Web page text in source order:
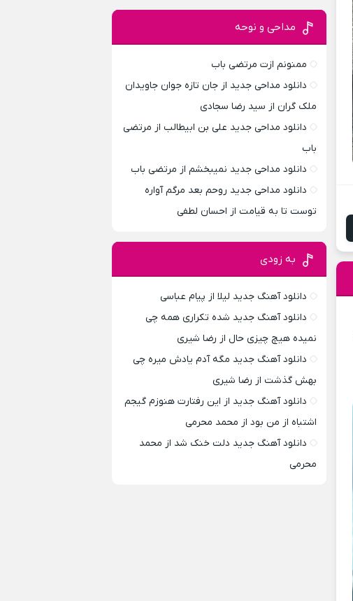
مداحی و نوحه
ممنونم ازت مرتضی باب
دانلود مداحی جدید از جان تازه جوان جاویدان
ملک گران از سید رضا سجادی
دانلود مداحی جدید علی بن ابیطالب از مرتضی
باب
دانلود مداحی جدید نمیبخشم از مرتضی باب
دانلود مداحی جدید روحم بعد مرگم آواره
توست تا به قیامت از احسان لطفی
به زودی
دانلود آهنگ جدید لیلا از پیام عباسی
دانلود آهنگ جدید شده تکراری همه چی
نمیده هیچ چیزی حال از رضا شیری
دانلود آهنگ جدید مگه آدم یادش میره چی
بهش گذشت از رضا شیری
دانلود آهنگ جدید از این رفتارت هنوزم گیجم
اشتباه از من بود از محمد محرمی
دانلود آهنگ جدید دلت خنک شد از محمد
محرمی